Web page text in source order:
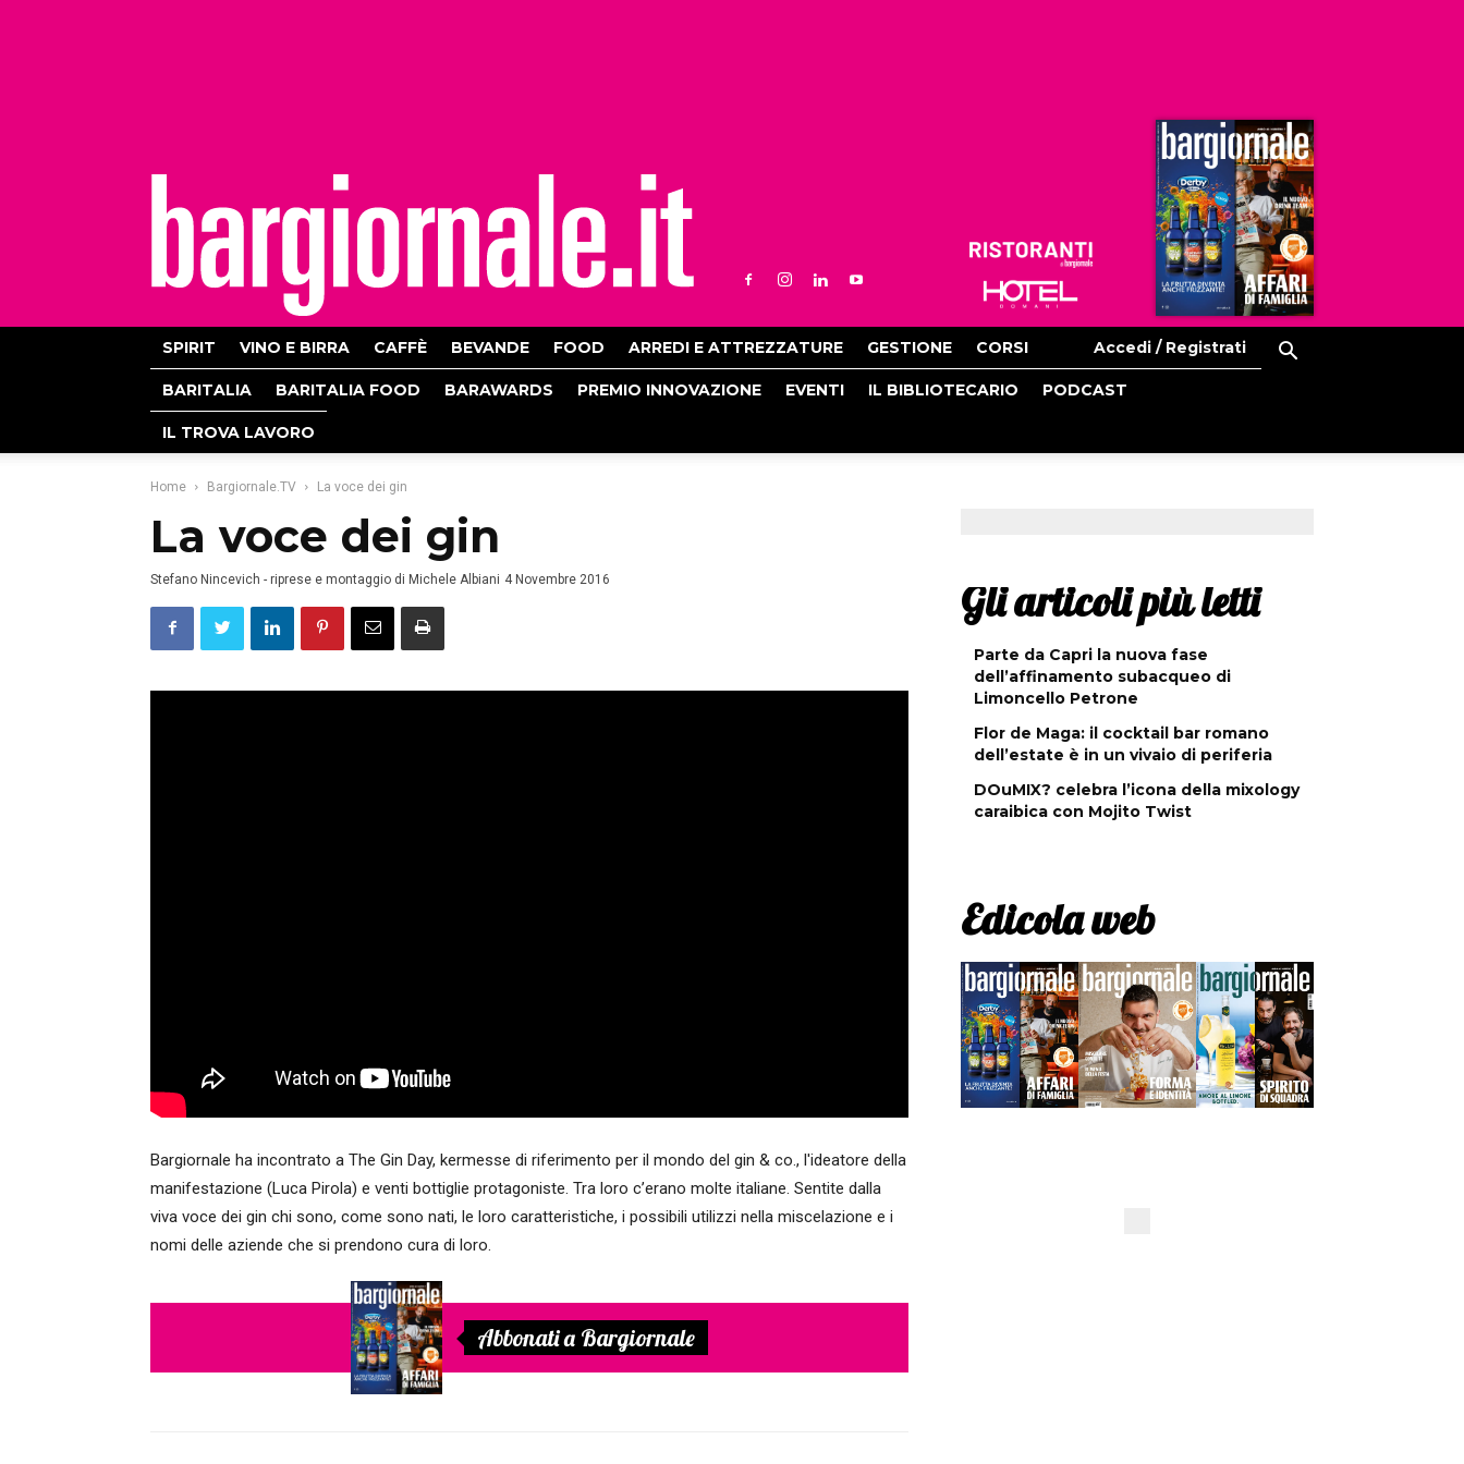
Ristoranti
Hoteldomani
SPIRIT VINO E BIRRA CAFFÈ BEVANDE FOOD ARREDI E ATTREZZATURE GESTIONE CORSI Accedi / Registrati
BARITALIA BARITALIA FOOD BARAWARDS PREMIO INNOVAZIONE EVENTI IL BIBLIOTECARIO PODCAST
IL TROVA LAVORO
Home Bargiornale.TV La voce dei gin
La voce dei gin
Stefano Nincevich - riprese e montaggio di Michele Albiani 4 Novembre 2016
Bargiornale ha incontrato a The Gin Day, kermesse di riferimento per il mondo del gin & co., l'ideatore della
manifestazione (Luca Pirola) e venti bottiglie protagoniste. Tra loro c’erano molte italiane. Sentite dalla
viva voce dei gin chi sono, come sono nati, le loro caratteristiche, i possibili utilizzi nella miscelazione e i
nomi delle aziende che si prendono cura di loro.
Abbonati a Bargiornale
Gli articoli più letti
Parte da Capri la nuova fase
dell’affinamento subacqueo di
Limoncello Petrone
Flor de Maga: il cocktail bar romano
dell’estate è in un vivaio di periferia
DOuMIX? celebra l’icona della mixology
caraibica con Mojito Twist
Edicola web